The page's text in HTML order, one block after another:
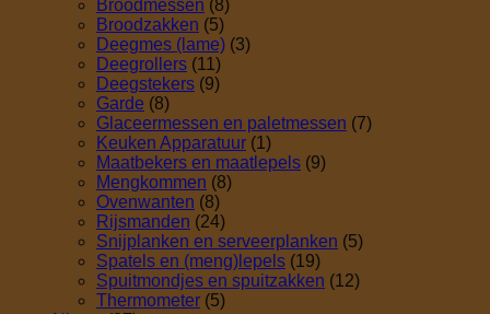
Broodmessen (8)
Broodzakken (5)
Deegmes (lame) (3)
Deegrollers (11)
Deegstekers (9)
Garde (8)
Glaceermessen en paletmessen (7)
Keuken Apparatuur (1)
Maatbekers en maatlepels (9)
Mengkommen (8)
Ovenwanten (8)
Rijsmanden (24)
Snijplanken en serveerplanken (5)
Spatels en (meng)lepels (19)
Spuitmondjes en spuitzakken (12)
Thermometer (5)